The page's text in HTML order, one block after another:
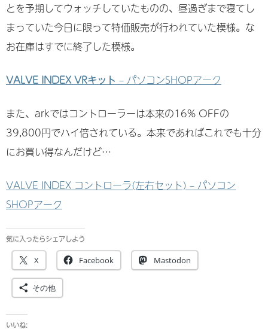
とを予期してウォッチしていたものの、昼過ぎまで寝てし
まっていた今日に限って特価販売が行われていた模様。な
お在庫はすでに終了した模様。
VALVE INDEX VRキット – パソコンSHOPアーク
また、arkではコントローラーは本来の16% OFFの
39,800円でハイ倍されている。本来であればこれでも十分
にお買い得なんだけど…
VALVE INDEX コントローラ(左右セット) – パソコン
SHOPアーク
気に入ったらシェアしよう
X Facebook Mastodon
その他
いいね: